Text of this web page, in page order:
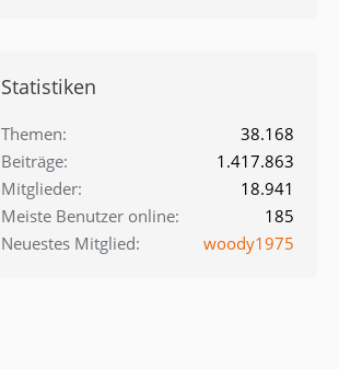
Statistiken
Themen
38.168
Beiträge
1.417.863
Mitglieder
18.941
Meiste Benutzer online
185
Neuestes Mitglied
woody1975